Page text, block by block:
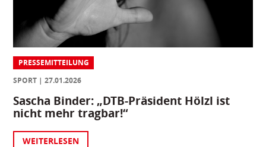
PRESSEMITTEILUNG
SPORT
27.01.2026
Sascha Binder: „DTB-Präsident Hölzl ist
nicht mehr tragbar!“
WEITERLESEN